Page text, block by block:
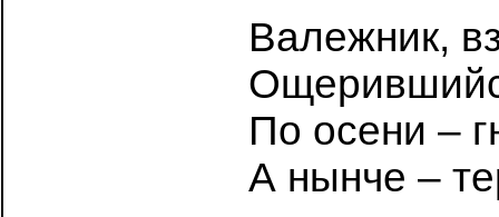
Валежник,
По осени –
А нынче –